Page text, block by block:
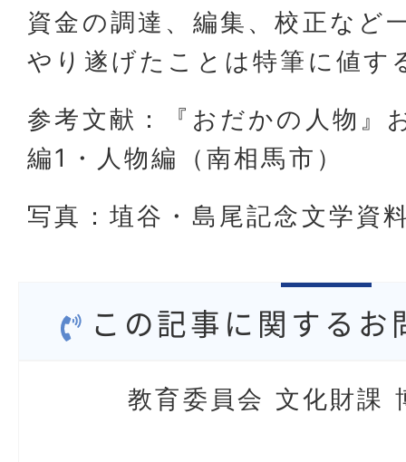
資金の調達、編集、校正など
やり遂げたことは特筆に値す
参考文献：『おだかの人物』
編1・人物編（南相馬市）
写真：埴谷・島尾記念文学資
この記事に関するお
教育委員会 文化財課